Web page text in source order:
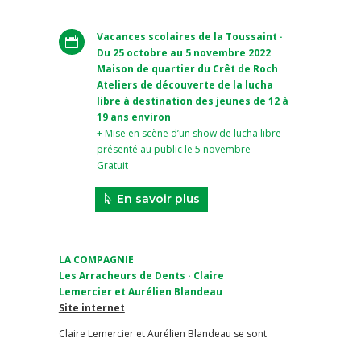

Vacances scolaires de la Toussaint ·
Du 25 octobre au 5 novembre 2022
Maison de quartier du Crêt de Roch
Ateliers de découverte de la lucha
libre à destination des jeunes de 12 à
19 ans environ
+ Mise en scène d’un show de lucha libre
présenté au public le 5 novembre
Gratuit
En savoir plus
LA COMPAGNIE
Les Arracheurs de Dents · Claire
Lemercier et Aurélien Blandeau
Site internet
Claire Lemercier et Aurélien Blandeau se sont